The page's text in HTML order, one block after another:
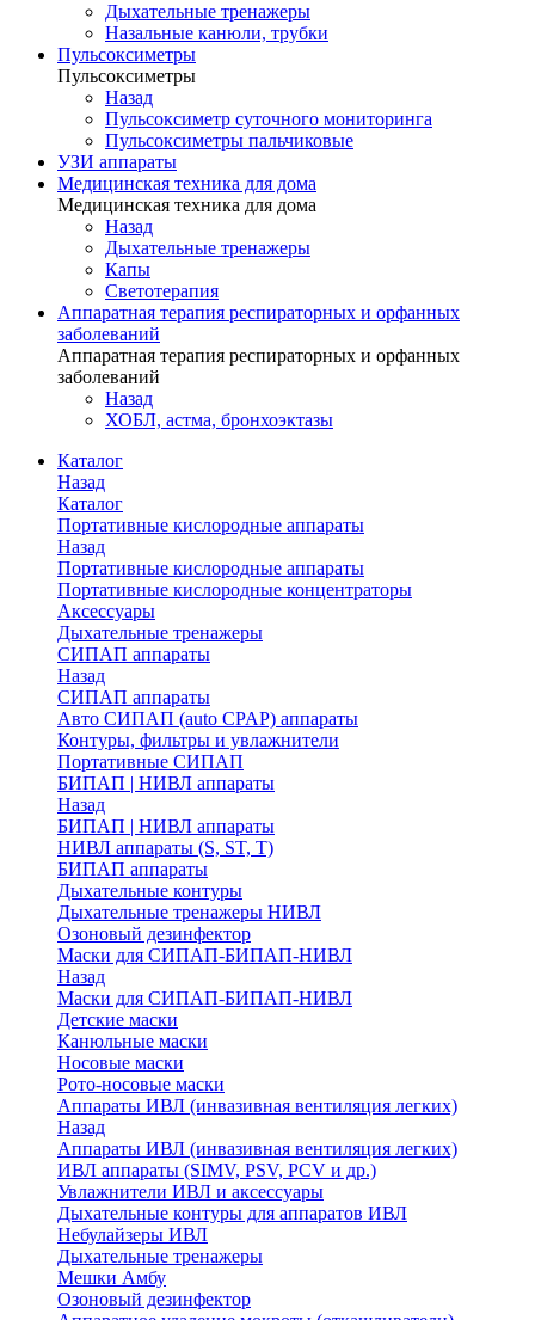
Дыхательные тренажеры
Назальные канюли, трубки
Пульсоксиметры
Пульсоксиметры
Назад
Пульсоксиметр суточного мониторинга
Пульсоксиметры пальчиковые
УЗИ аппараты
Медицинская техника для дома
Медицинская техника для дома
Назад
Дыхательные тренажеры
Капы
Светотерапия
Аппаратная терапия респираторных и орфанных
заболеваний
Аппаратная терапия респираторных и орфанных
заболеваний
Назад
ХОБЛ, астма, бронхоэктазы
Каталог
Назад
Каталог
Портативные кислородные аппараты
Назад
Портативные кислородные аппараты
Портативные кислородные концентраторы
Аксессуары
Дыхательные тренажеры
СИПАП аппараты
Назад
СИПАП аппараты
Aвто СИПАП (auto CPAP) аппараты
Контуры, фильтры и увлажнители
Портативные СИПАП
БИПАП | НИВЛ аппараты
Назад
БИПАП | НИВЛ аппараты
НИВЛ аппараты (S, ST, T)
БИПАП аппараты
Дыхательные контуры
Дыхательные тренажеры НИВЛ
Озоновый дезинфектор
Маски для СИПАП-БИПАП-НИВЛ
Назад
Маски для СИПАП-БИПАП-НИВЛ
Детские маски
Канюльные маски
Носовые маски
Рото-носовые маски
Аппараты ИВЛ (инвазивная вентиляция легких)
Назад
Аппараты ИВЛ (инвазивная вентиляция легких)
ИВЛ аппараты (SIMV, PSV, PCV и др.)
Увлажнители ИВЛ и аксессуары
Дыхательные контуры для аппаратов ИВЛ
Небулайзеры ИВЛ
Дыхательные тренажеры
Мешки Амбу
Озоновый дезинфектор